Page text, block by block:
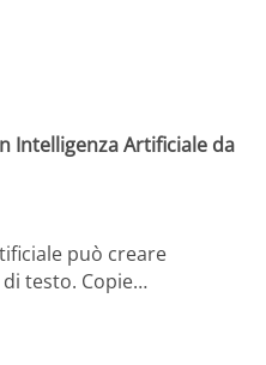
Intelligenza Artificiale da
può creare
testo. Copie…